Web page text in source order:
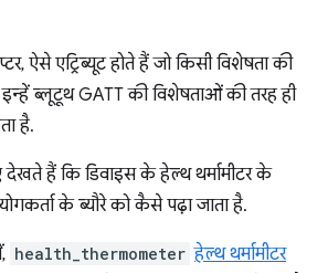
ऐसे एट्रिब्यूट होते हैं जो किसी विशेषता की
ब्लूटूथ GATT की विशेषताओं की तरह ही
है.
हैं कि डिवाइस के हेल्थ थर्मामीटर के
के ब्यौरे को कैसे पढ़ा जाता है.
health_thermometer हेल्थ थर्मामीटर